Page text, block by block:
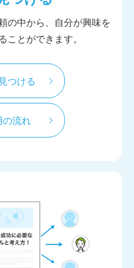
の中から、自分が興味を
とができます。
つける
の流れ